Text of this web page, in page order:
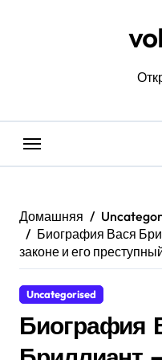
Домашняя
Биография Вася
законе и его
Uncategorised
Биография